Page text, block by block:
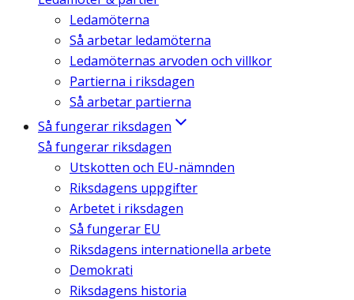
Ledamöterna
Så arbetar ledamöterna
Ledamöternas arvoden och villkor
Partierna i riksdagen
Så arbetar partierna
Så fungerar riksdagen
Så fungerar riksdagen
Utskotten och EU-nämnden
Riksdagens uppgifter
Arbetet i riksdagen
Så fungerar EU
Riksdagens internationella arbete
Demokrati
Riksdagens historia